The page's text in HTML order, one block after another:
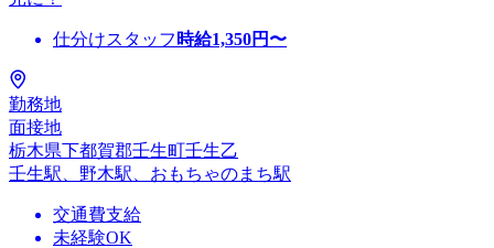
仕分けスタッフ 時給1,350円〜
勤務地
面接地
栃木県下都賀郡壬生町壬生乙
壬生駅、野木駅、おもちゃのまち駅
交通費支給
未経験OK